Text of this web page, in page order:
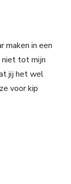
maken in een
niet tot mijn
jij het wel
voor kip